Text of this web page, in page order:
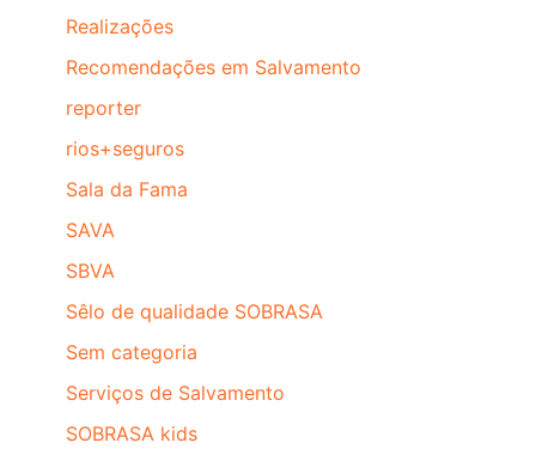
Realizações
Recomendações em Salvamento
reporter
rios+seguros
Sala da Fama
SAVA
SBVA
Sêlo de qualidade SOBRASA
Sem categoria
Serviços de Salvamento
SOBRASA kids